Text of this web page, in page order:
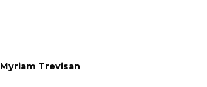
Myriam Trevisan